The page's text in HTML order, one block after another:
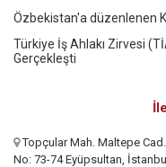
Özbekistan'a düzenlenen
Türkiye İş Ahlakı Zirvesi
Gerçekleşti
Topçular Mah. Maltepe
No: 73-74 Eyüpsultan, İstanbul